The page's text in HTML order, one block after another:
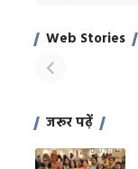
Web Stories
साहिल खान
जरूर पढ़ें